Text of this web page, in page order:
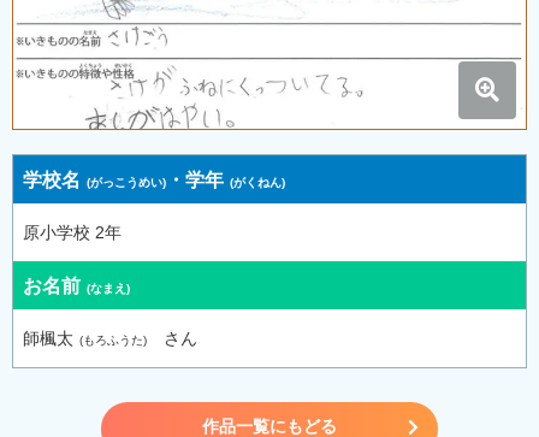
学校名 ・学年
原小学校 2年
お名前
師楓太 さん
作品一覧にもどる